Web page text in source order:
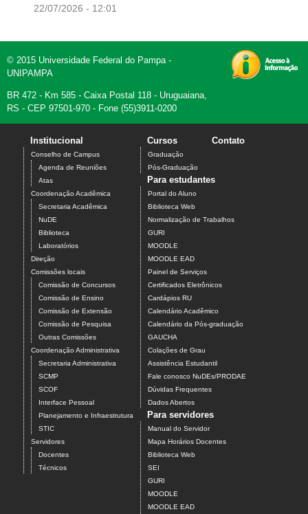
22/07/2026 - 12:01
© 2015 Universidade Federal do Pampa -
UNIPAMPA
BR 472 - Km 585 - Caixa Postal 118 - Uruguaiana,
RS - CEP 97501-970 - Fone (55)3911-0200
Institucional
Conselho de Campus
Agenda de Reuniões
Atas
Coordenação Acadêmica
Secretaria Acadêmica
NuDE
Biblioteca
Laboratórios
Direção
Comissões locais
Comissão de Concursos
Comissão de Ensino
Comissão de Extensão
Comissão de Pesquisa
Outras Comissões
Coordenação Administrativa
Secretaria Administrativa
SCMP
SCOF
Interface Pessoal
Planejamento e Infraestrutura
STIC
Servidores
Docentes
Técnicos
Cursos
Graduação
Pós-Graduação
Contato
Para estudantes
Portal do Aluno
Biblioteca Web
Normalização de Trabalhos
GURI
MOODLE
MOODLE EAD
Painel de Serviços
Certificados Eletrônicos
Cardápios RU
Calendário Acadêmico
Calendário da Pós-graduação
GAUCHA
Colações de Grau
Assistência Estudantil
Fale conosco NuDEs/PRODAE
Dúvidas Frequentes
Dados Abertos
Para servidores
Manual do Servidor
Mapa Horários Docentes
Biblioteca Web
SEI
GURI
MOODLE
MOODLE EAD